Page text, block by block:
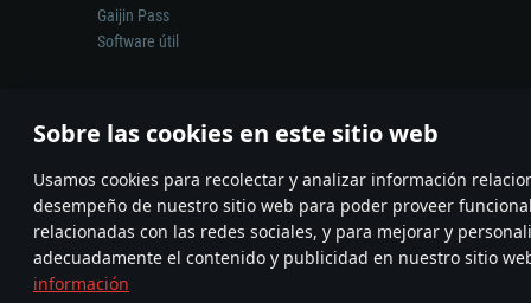
Sobre las cookies en este sitio web
Usamos cookies para recolectar y analizar información
desempeño de nuestro sitio web para poder proveer
relacionadas con las redes sociales, y para mejorar y
adecuadamente el contenido y publicidad en nuestro sitio
información
Gaijin Pass
Software útil
La descripción de cualquier arma o vehículo del mundo real en
© 2011—2026 Gaijin Games Kft. All trademarks, logos and brand
Términos y Condiciones